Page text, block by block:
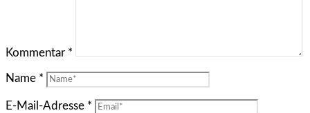
Kommentar *
Name *
E-Mail-Adresse *